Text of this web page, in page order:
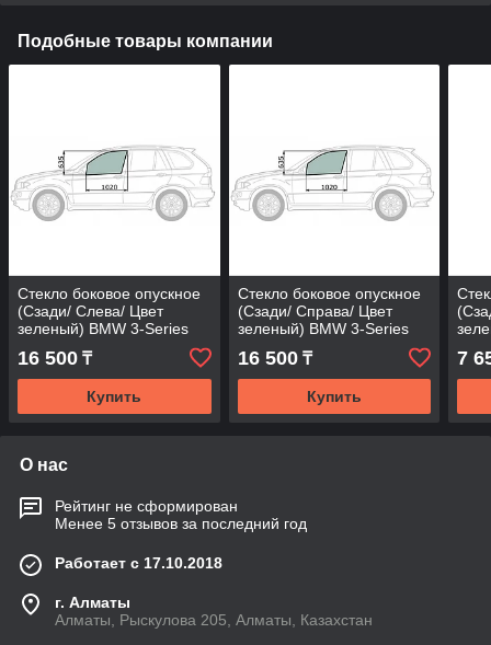
Подобные товары компании
Стекло боковое опускное
(Сзади/ Слева/ Цвет
зеленый) BMW 3-Series
16 500 ₸
Купить
Стекло боковое опускное
(Сзади/ Справа/ Цвет
зеленый) BMW 3-Series
16 500₸
Купить
7
О нас
Рейтинг не сформирован
Менее 5 отзывов за последний год
Работает с 17.10.2018
г. Алматы
Алматы, Рыскулова 205, Алматы, Казахстан